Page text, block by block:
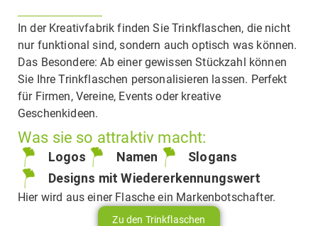
In der Kreativfabrik finden Sie Trinkflaschen, die nicht
nur funktional sind, sondern auch optisch was können.
Das Besondere: Ab einer gewissen Stückzahl können
Sie Ihre Trinkflaschen personalisieren lassen. Perfekt
für Firmen, Vereine, Events oder kreative
Geschenkideen.
Was sie so attraktiv macht:
Logos Namen
Slogans
Designs mit Wiedererkennungswert
Hier wird aus einer Flasche ein Markenbotschafter.
Zu den Trinkflaschen